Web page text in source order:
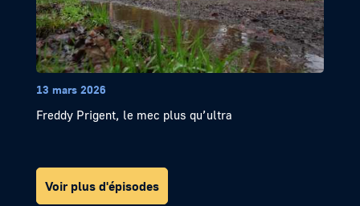
13 mars 2026
Freddy Prigent, le mec plus qu’ultra
Voir plus d'épisodes